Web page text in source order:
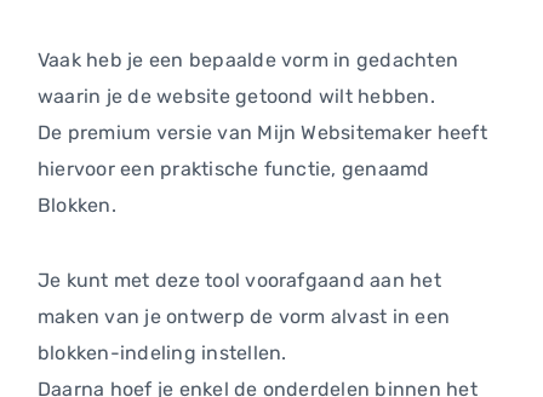
Vaak heb je een bepaalde vorm in gedachten
waarin je de website getoond wilt hebben.
De premium versie van Mijn Websitemaker heeft
hiervoor een praktische functie, genaamd
Blokken.
Je kunt met deze tool voorafgaand aan het
maken van je ontwerp de vorm alvast in een
blokken-indeling instellen.
Daarna hoef je enkel de onderdelen binnen het